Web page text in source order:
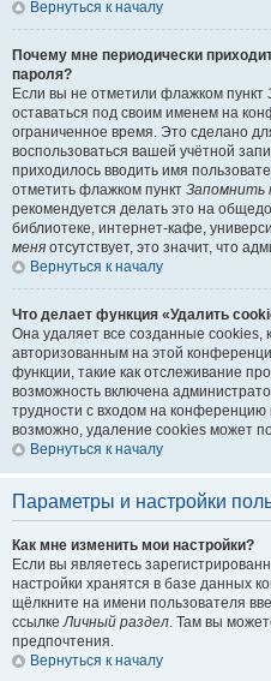
Вернуться к началу
Почему мне периодически
пароля?
Если вы не отметили флажком пункт
оставаться под своим именем на
ограниченное время. Это сделано
воспользоваться вашей учётной
приходилось вводить имя
отметить флажком пункт Запомнить
рекомендуется делать это на
библиотеке, интернет-кафе,
меня отсутствует, это значит, что
Вернуться к началу
Что делает функция «Удалить
Она удаляет все созданные cookies,
авторизованным на этой
функции, такие как отслеживание
возможность включена
трудности с входом на
возможно, удаление cookies может
Вернуться к началу
Параметры и настройки
Как мне изменить мои настройки?
Если вы являетесь
настройки хранятся в базе данных
щёлкните на имени пользователя
ссылкеЛичный раздел. Там вы
предпочтения.
Вернуться к началу